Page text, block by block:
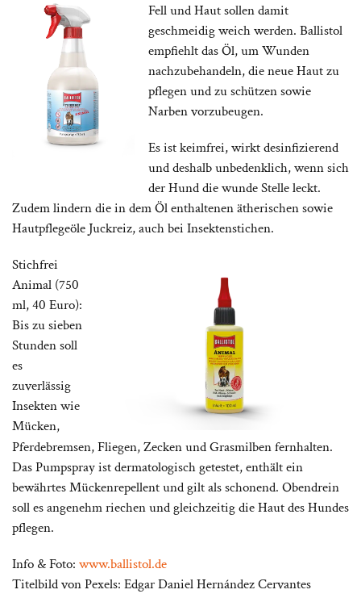
Fell und Haut sollen damit
geschmeidig weich werden. Ballistol
empfiehlt das Öl, um Wunden
nachzubehandeln, die neue Haut zu
pflegen und zu schützen sowie
Narben vorzubeugen.
Es ist keimfrei, wirkt desinfizierend
und deshalb unbedenklich, wenn sich
der Hund die wunde Stelle leckt.
Zudem lindern die in dem Öl enthaltenen ätherischen sowie
Hautpflegeöle Juckreiz, auch bei Insektenstichen.
Stichfrei
Animal (750
ml, 40 Euro):
Bis zu sieben
Stunden soll
es
zuverlässig
Insekten wie
Mücken,
Pferdebremsen, Fliegen, Zecken und Grasmilben fernhalten.
Das Pumpspray ist dermatologisch getestet, enthält ein
bewährtes Mückenrepellent und gilt als schonend. Obendrein
soll es angenehm riechen und gleichzeitig die Haut des Hundes
pflegen.
Info & Foto: www.ballistol.de
Titelbild von Pexels: Edgar Daniel Hernández Cervantes